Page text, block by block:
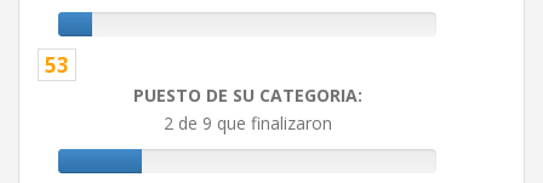
53
PUESTO DE SU CATEGORIA:
2 de 9 que finalizaron